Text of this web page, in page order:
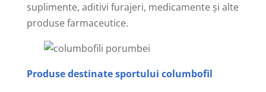
suplimente, aditivi furajeri, medicamente şi alte
produse farmaceutice.
Produse destinate sportului columbofil